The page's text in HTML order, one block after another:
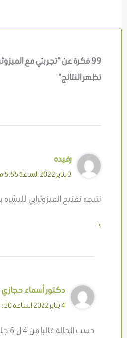
99 فكرة عن “تجربتي مع
تظهر النتائج”
رفيده
3 يناير 2022 الساعة 5:55 مساءً
نتيجه تفتيح الميزوثرابي
رد
دكتور أسماء حجازي
4 يناير 2022 الساعة 1:50 صباحًا
حسب الحالة غالبا من 4 ل 6 جلسات